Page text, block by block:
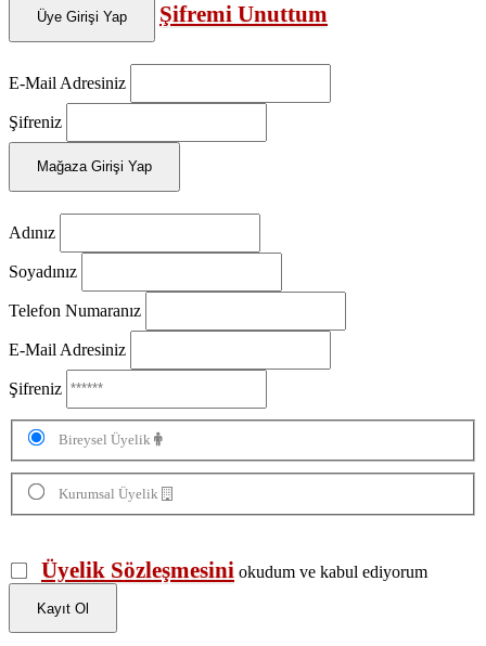
Üye Girişi Yap Şifremi Unuttum
E-Mail Adresiniz
Şifreniz
Mağaza Girişi Yap
Adınız
Soyadınız
Telefon Numaranız
E-Mail Adresiniz
Şifreniz
Bireysel Üyelik
Kurumsal Üyelik
Üyelik Sözleşmesini okudum ve kabul ediyorum
Kayıt Ol